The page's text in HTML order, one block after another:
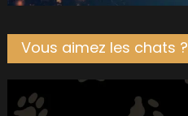
Vous aimez les chats ?